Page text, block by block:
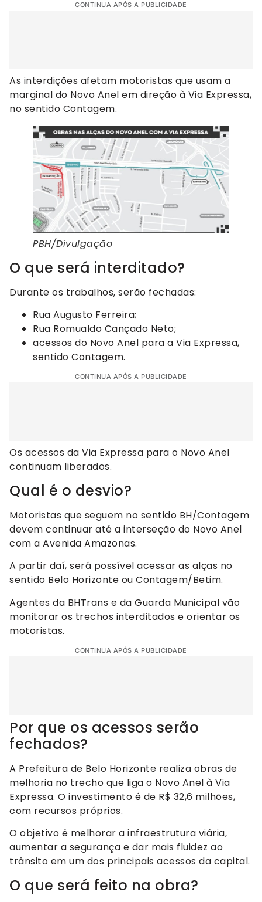
CONTINUA APÓS A PUBLICIDADE
As interdições afetam motoristas que usam a
marginal do Novo Anel em direção à Via Expressa,
no sentido Contagem.
PBH/Divulgação
O que será interditado?
Durante os trabalhos, serão fechadas:
Rua Augusto Ferreira;
Rua Romualdo Cançado Neto;
acessos do Novo Anel para a Via Expressa,
sentido Contagem.
CONTINUA APÓS A PUBLICIDADE
Os acessos da Via Expressa para o Novo Anel
continuam liberados.
Qual é o desvio?
Motoristas que seguem no sentido BH/Contagem
devem continuar até a interseção do Novo Anel
com a Avenida Amazonas.
A partir daí, será possível acessar as alças no
sentido Belo Horizonte ou Contagem/Betim.
Agentes da BHTrans e da Guarda Municipal vão
monitorar os trechos interditados e orientar os
motoristas.
CONTINUA APÓS A PUBLICIDADE
Por que os acessos serão
fechados?
A Prefeitura de Belo Horizonte realiza obras de
melhoria no trecho que liga o Novo Anel à Via
Expressa. O investimento é de R$ 32,6 milhões,
com recursos próprios.
O objetivo é melhorar a infraestrutura viária,
aumentar a segurança e dar mais fluidez ao
trânsito em um dos principais acessos da capital.
O que será feito na obra?